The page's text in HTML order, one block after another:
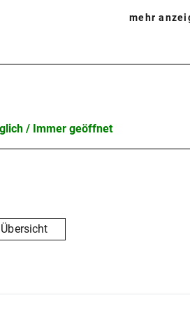
in Mehrbettzimmern (keine
Kost nach Absprache und
schlechterem Wetter, Nutzung von
mehr
/ Immer geöffnet